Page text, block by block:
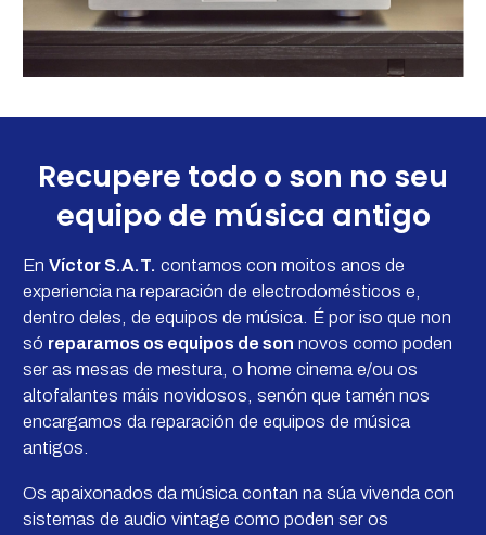
Recupere todo o son no seu
equipo de música antigo
En Víctor S.A.T. contamos con moitos anos de
experiencia na reparación de electrodomésticos e,
dentro deles, de equipos de música. É por iso que non
só reparamos os equipos de son novos como poden
ser as mesas de mestura, o home cinema e/ou os
altofalantes máis novidosos, senón que tamén nos
encargamos da reparación de equipos de música
antigos.
Os apaixonados da música contan na súa vivenda con
sistemas de audio vintage como poden ser os